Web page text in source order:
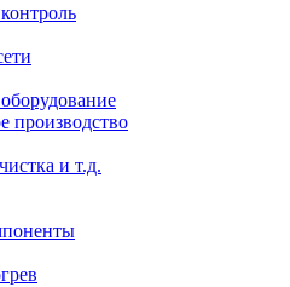
производство
и т.д.